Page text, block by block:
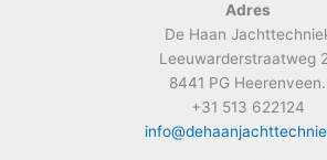
Adres
De Haan
Leeuwarderstraatweg
8441 PG Heerenveen.
+31 513 622124